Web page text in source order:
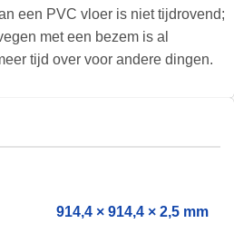
een PVC vloer is niet tijdrovend;
met een bezem is al
tijd over voor andere dingen.
914,4 × 914,4 × 2,5 mm